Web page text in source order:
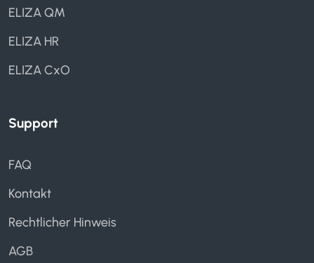
ELIZA QM
ELIZA HR
ELIZA CxO
Support
FAQ
Kontakt
Rechtlicher Hinweis
AGB